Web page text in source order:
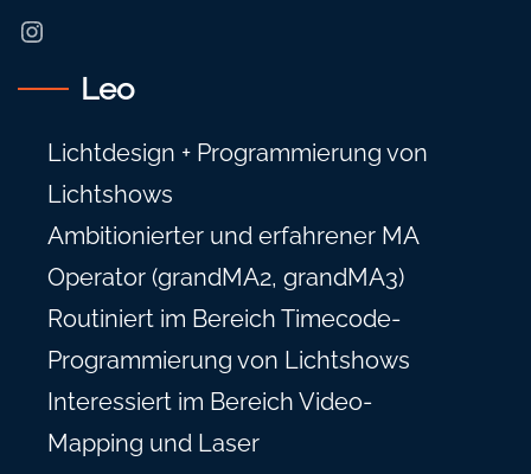
Instagram
Leo
Lichtdesign + Programmierung von
Lichtshows
Ambitionierter und erfahrener MA
Operator (grandMA2, grandMA3)
Routiniert im Bereich Timecode-
Programmierung von Lichtshows
Interessiert im Bereich Video-
Mapping und Laser